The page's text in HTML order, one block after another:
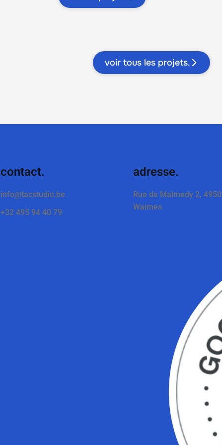
voir tous les projets.
adresse.
Rue de Malmedy 2, 4950
Waimes
contact.
info@tacstudio.be
+32 495 94 40 79